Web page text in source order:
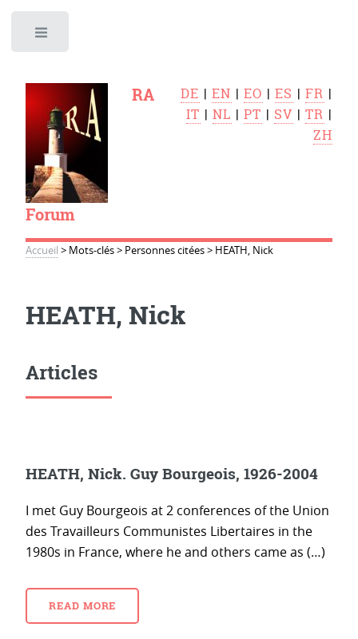
RA
Forum
DE |EN |EO |ES |FR |
IT |NL |PT | SV |TR |
ZH
Accueil > Mots-clés> Personnes citées> HEATH, Nick
HEATH, Nick
Articles
HEATH, Nick. Guy Bourgeois, 1926-2004
I met Guy Bourgeois at 2 conferences of the Union
des Travailleurs Communistes Libertaires in the
1980s in France, where he and others came as (…)
READ MORE